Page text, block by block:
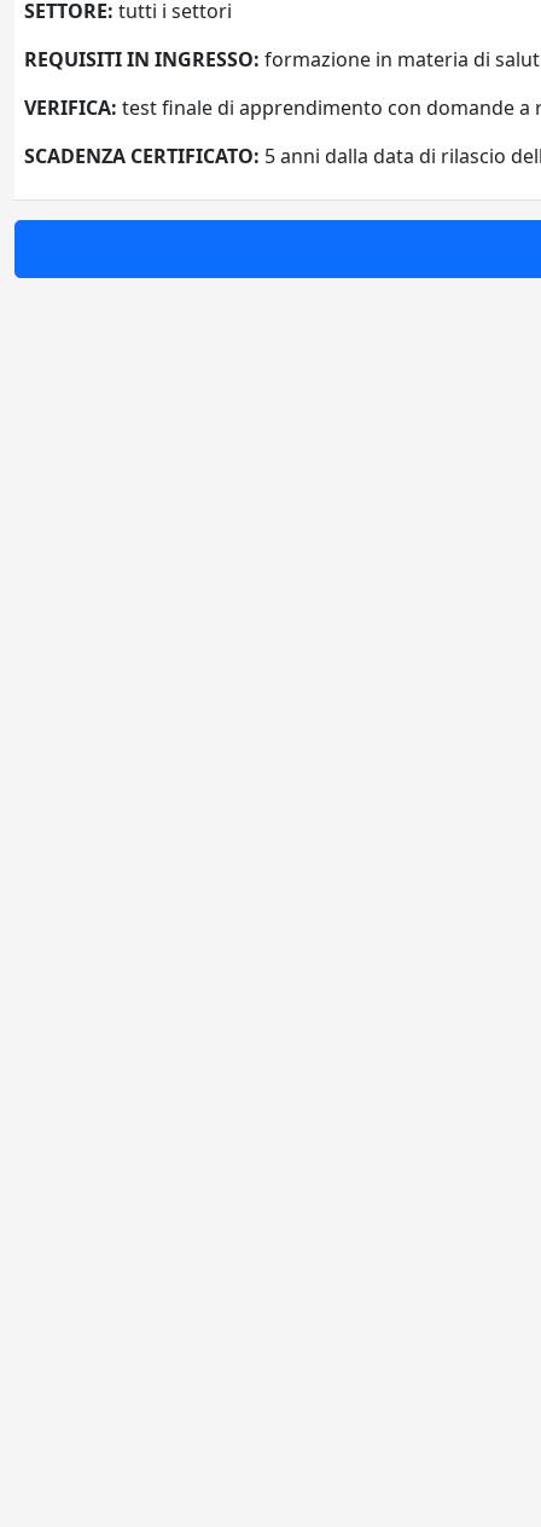
SETTORE: tutti i settori
REQUISITI IN INGRESSO: formazione in materia di
VERIFICA: test finale di apprendimento con domande a
SCADENZA CERTIFICATO: 5 anni dalla data di rilascio